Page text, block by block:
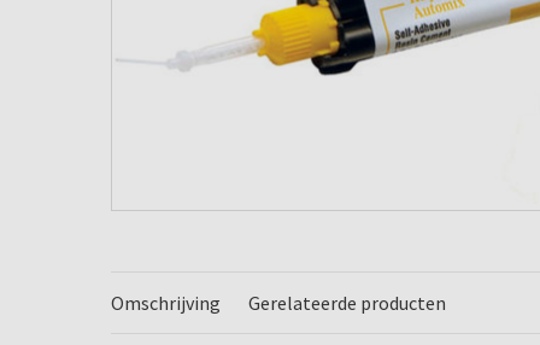
Omschrijving Gerelateerde producten